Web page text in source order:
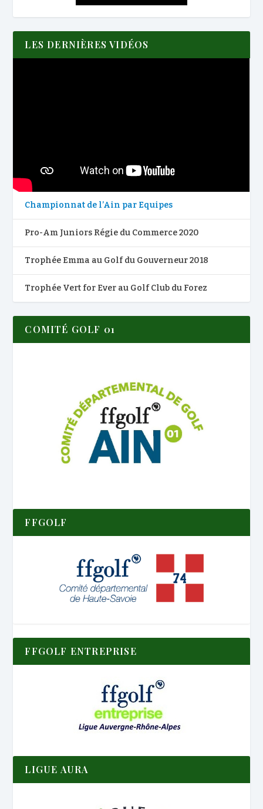
LES DERNIÈRES VIDÉOS
Championnat de l’Ain par Equipes
Pro-Am Juniors Régie du Commerce 2020
Trophée Emma au Golf du Gouverneur 2018
Trophée Vert for Ever au Golf Club du Forez
COMITÉ GOLF 01
FFGOLF
FFGOLF ENTREPRISE
LIGUE AURA